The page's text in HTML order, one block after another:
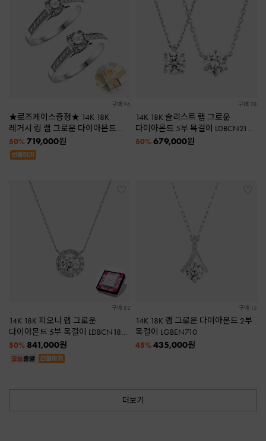
구매 96
★로즈케이스증정★ 14K 18K
레거시 링 랩 그로운 다이아몬드
3부 5부 반지 LDBCR193 [2종택1]
50% 719,000원
구매 28
14K 18K 솔리스트 랩 그로운
다이아몬드 5부 목걸이 LDBCN219
LDBCN222
50% 679,000원
구매 82
14K 18K 피오니 랩 그로운
다이아몬드 5부 목걸이 LDBCN186
★플라워패키지증정★
50% 841,000원
구매 15
14K 18K 랩 그로운 다이아몬드 2부
목걸이 LGBEN710
45% 435,000원
더보기